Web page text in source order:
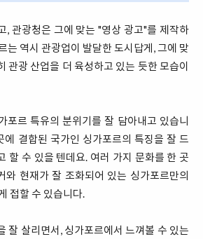
, 관광청은 그에 맞는 "영상 광고"를 제작하
는 역시 관광업이 발달한 도시답게, 그에 맞
관광 산업을 더 육성하고 있는 듯한 모습이
포르 특유의 분위기를 잘 담아내고 있습니
에 결합된 국가인 싱가포르의 특징을 잘 드
할 수 있을 텐데요. 여러 가지 문화를 한 곳
와 현재가 잘 조화되어 있는 싱가포르만의
접할 수 있습니다.
잘 살리면서, 싱가포르에서 느껴볼 수 있는